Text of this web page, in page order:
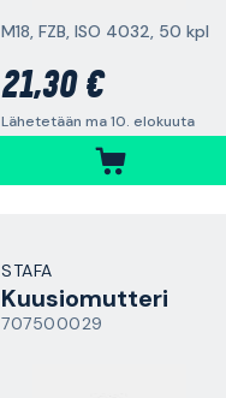
M18, FZB, ISO 4032, 50 kpl
21,30 €
Lähetetään ma 10. elokuuta
STAFA
Kuusiomutteri
707500029